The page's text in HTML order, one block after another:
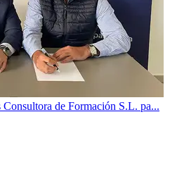
de Formación S.L. pa...